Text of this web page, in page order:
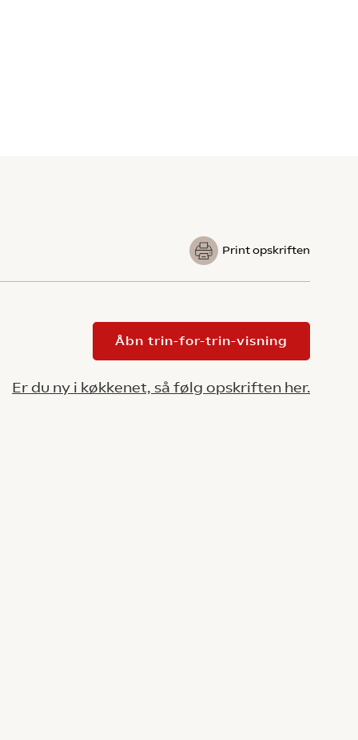
Print opskriften
Åbn trin-for-trin-visning
Er du ny i køkkenet, så følg opskriften her.